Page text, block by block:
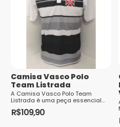
E-mail*
como seus dados em
processados
Camisa Vasco Polo
Team Listrada
A Camisa Vasco Polo Team
Listrada é uma peça essencial
para os torcedores do Club de
Regatas Vasco da Gama. Feita
R$109,90